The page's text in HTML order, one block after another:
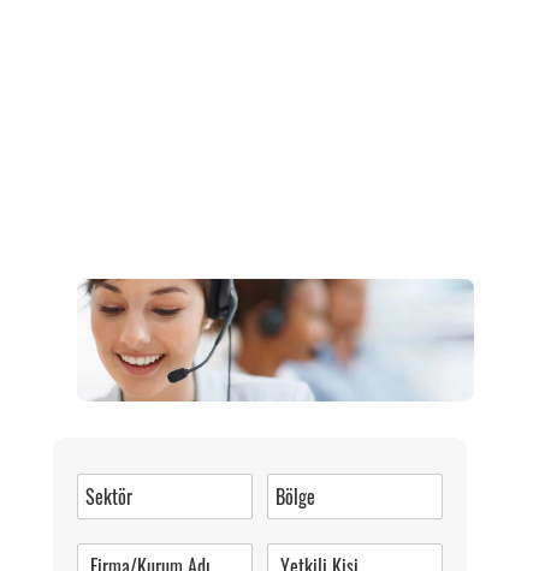
0 (216) 462 49 34
Pazartesi-Cumartesi 09.00-20.00